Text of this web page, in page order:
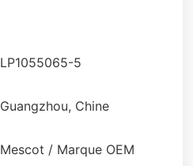
LP1055065-5
Guangzhou, Chine
Mescot / Marque OEM